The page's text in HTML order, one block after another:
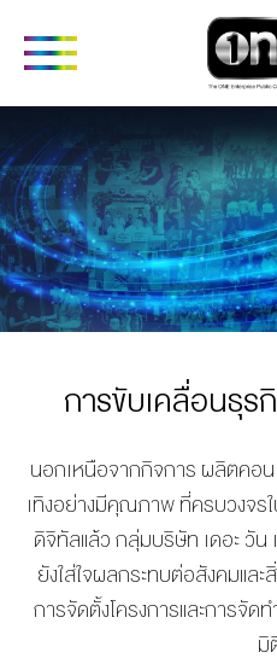
ABOUT
CORPORATE
COMPANY’S
BUSINESS
MISSION
COMPANY
BACKGROUND
LETTER FROM
GROUP CEO
BOARD OF
DIRECTORS
MANAGEMENT
การขับเคลื่อนธุร
นอกเหนือจากกิจการ ผลิตคอ
เทิงอย่างมีคุณภาพ ที่ครบวงจร
ดิจิทัลแล้ว กลุ่มบริษัท เดอะ วัน
ยังใส่ใจผลกระทบต่อสังคมและสิ่
การจัดตั้งโครงการและการจัด
มิ